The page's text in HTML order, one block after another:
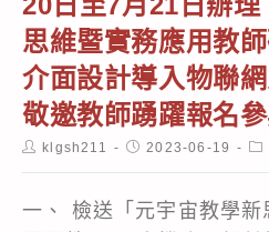
思維暨實務應用教
介面設計導入物聯
敬邀教師踴躍報名參
Postklgsh211
Post2023-06-19
一、 檢送「元宇宙教學